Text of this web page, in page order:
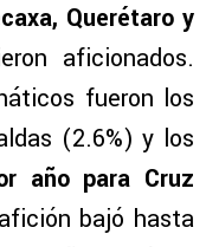
Querétaro y
aficionados.
fueron los
(2.6%) y los
año para Cruz
bajó hasta